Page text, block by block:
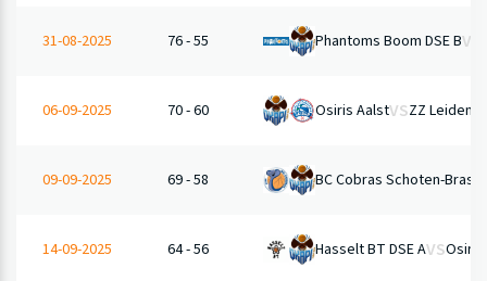
31-08-2025 76 - 55 Phantoms Boom DSE BVS
06-09-2025 70 - 60 Osiris AalstVSZZ Leiden
09-09-2025 69 - 58 BC Cobras Schoten-
14-09-2025 64 - 56 Hasselt BT DSE AVS